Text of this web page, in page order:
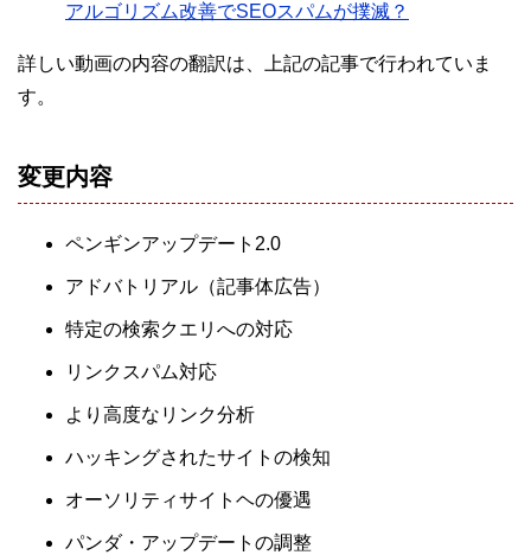
アルゴリズム改善でSEOスパムが撲滅？
詳しい動画の内容の翻訳は、上記の記事で行われていま
す。
変更内容
ペンギンアップデート2.0
アドバトリアル（記事体広告）
特定の検索クエリへの対応
リンクスパム対応
より高度なリンク分析
ハッキングされたサイトの検知
オーソリティサイトヘの優遇
パンダ・アップデートの調整